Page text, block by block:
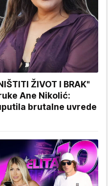
ŽIVOT I BRAK"
Ane Nikolić:
brutalne uvrede